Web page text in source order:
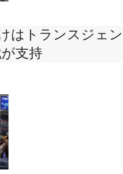
はトランスジェ
支持